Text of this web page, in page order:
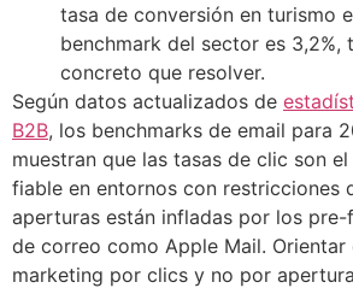
tasa de conversión en turismo
benchmark del sector es 3,2%,
concreto que resolver.
Según datos actualizados de
B2B, los benchmarks de email para
muestran que las tasas de clic son
fiable en entornos con restricciones
aperturas están infladas por los
de correo como Apple Mail.
marketing por clics y no por